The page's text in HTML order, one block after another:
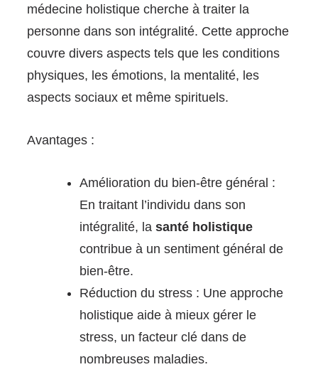
médecine holistique cherche à traiter la
personne dans son intégralité. Cette approche
couvre divers aspects tels que les conditions
physiques, les émotions, la mentalité, les
aspects sociaux et même spirituels.
Avantages :
Amélioration du bien-être général :
En traitant l’individu dans son
intégralité, la santé holistique
contribue à un sentiment général de
bien-être.
Réduction du stress : Une approche
holistique aide à mieux gérer le
stress, un facteur clé dans de
nombreuses maladies.